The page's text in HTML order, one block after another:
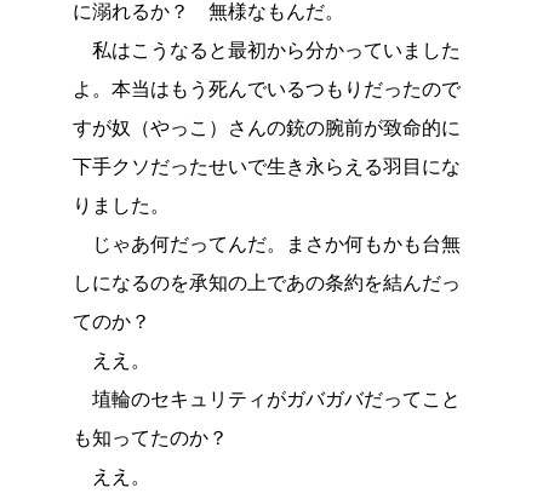
に溺れるか？ 無様なもんだ。
私はこうなると最初から分かっていました
よ。本当はもう死んでいるつもりだったので
すが奴（やっこ）さんの銃の腕前が致命的に
下手クソだったせいで生き永らえる羽目にな
りました。
じゃあ何だってんだ。まさか何もかも台無
しになるのを承知の上であの条約を結んだっ
てのか？
ええ。
埴輪のセキュリティがガバガバだってこと
も知ってたのか？
ええ。